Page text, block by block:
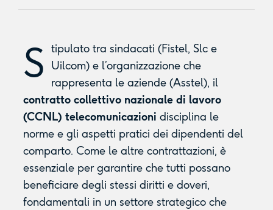
S tipulato tra sindacati (Fistel, Slc e
Uilcom) e l’organizzazione che
rappresenta le aziende (Asstel), il
contratto collettivo nazionale di lavoro
(CCNL) telecomunicazioni disciplina le
norme e gli aspetti pratici dei dipendenti del
comparto. Come le altre contrattazioni, è
essenziale per garantire che tutti possano
beneficiare degli stessi diritti e doveri,
fondamentali in un settore strategico che